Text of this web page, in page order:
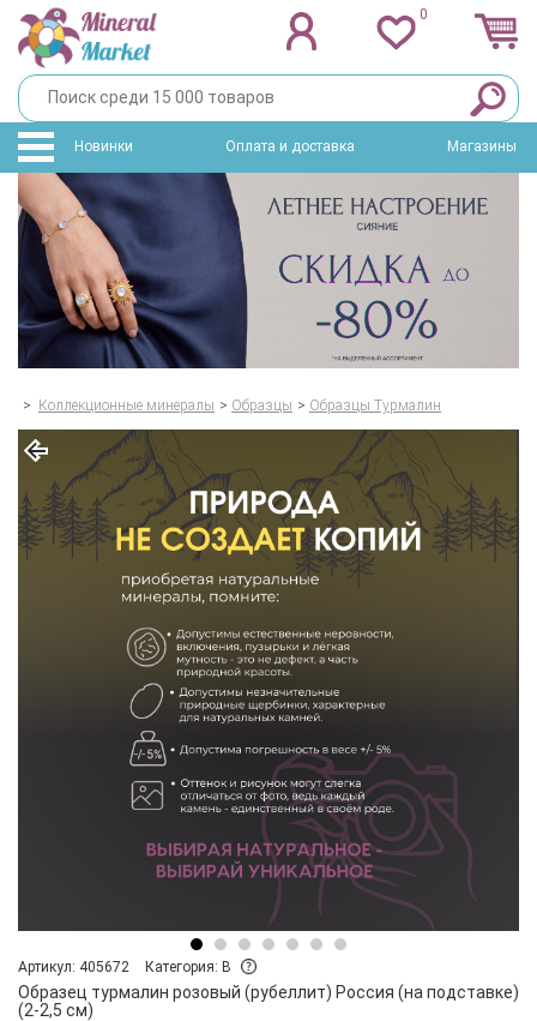
0
Новинки Оплата и доставка Магазины
> Коллекционные минералы > Образцы > Образцы Турмалин
Артикул: 405672 Категория: B
Образец турмалин розовый (рубеллит) Россия (на подставке)
(2-2,5 см)